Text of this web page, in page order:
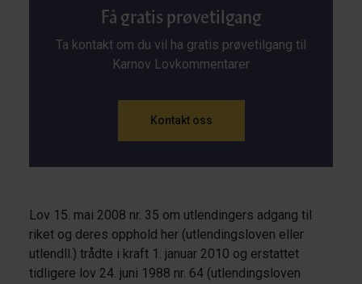
Få gratis prøvetilgang
Ta kontakt om du vil ha gratis prøvetilgang til
Karnov Lovkommentarer
Kontakt oss
Lov 15. mai 2008 nr. 35 om utlendingers adgang til
riket og deres opphold her (utlendingsloven eller
utlendll.) trådte i kraft 1. januar 2010 og erstattet
tidligere lov 24. juni 1988 nr. 64 (utlendingsloven